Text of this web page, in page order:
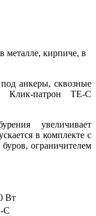
металле, кирпиче, в
анкеры, сквозные
Клик-патрон ТЕ-С
увеличивает
в комплекте с
ограничителем
Вт
C